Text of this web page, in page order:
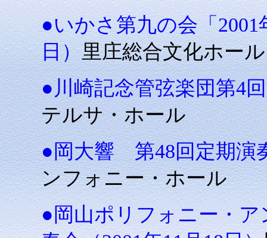
●いかさ第九の会「2001
日）里庄総合文化ホー
●川崎記念管弦楽団第4
テルサ・ホール
●岡大響 第48回定期演
ンフォニー・ホール
●岡山ポリフォニー・ア